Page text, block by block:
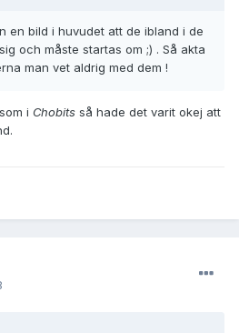
en bild i huvudet att de ibland i de
och måste startas om ;) . Så akta
man vet aldrig med dem !
i Chobits så hade det varit okej att